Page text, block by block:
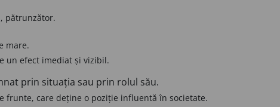
pătrunzător.
mare.
un efect imediat și vizibil.
prin situația sau prin rolul său.
frunte, care deține o poziție influentă în societate.